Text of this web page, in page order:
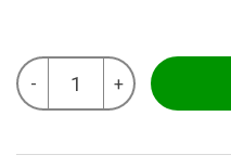
-
Jiffy
PRO7
+